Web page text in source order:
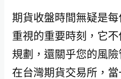
期貨收盤時間無疑是
重視的重要時刻，它
規劃，還關乎您的風
在台灣期貨交易所，